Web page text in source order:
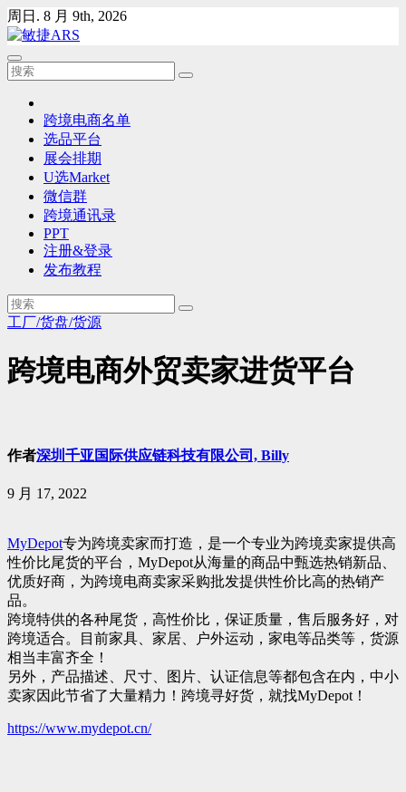
Skip
to
content
周日. 8 月 9th, 2026
跨境电商名单
选品平台
展会排期
U选Market
微信群
跨境通讯录
PPT
注册&登录
发布教程
工厂/货盘/货源
跨境电商外贸卖家进货平台
作者深圳千亚国际供应链科技有限公司, Billy
9 月 17, 2022
MyDepot专为跨境卖家而打造，是一个专业为跨境卖家提供高
性价比尾货的平台，MyDepot从海量的商品中甄选热销新品、
优质好商，为跨境电商卖家采购批发提供性价比高的热销产
品。
跨境特供的各种尾货，高性价比，保证质量，售后服务好，对
跨境适合。目前家具、家居、户外运动，家电等品类等，货源
相当丰富齐全！
另外，产品描述、尺寸、图片、认证信息等都包含在内，中小
卖家因此节省了大量精力！跨境寻好货，就找MyDepot！
https://www.mydepot.cn/